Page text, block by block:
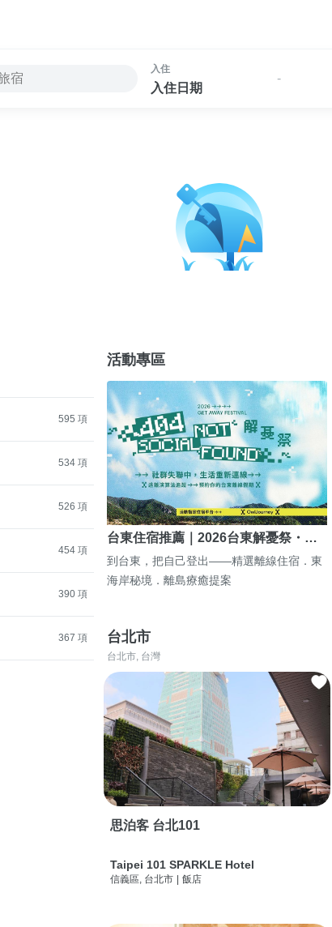
入住
入住日期
-
595 項
534 項
526 項
454 項
390 項
367 項
活動專區
台東住宿推薦｜2026台東解憂祭・…
到台東，把自己登出——精選離線住宿．東
海岸秘境．離島療癒提案
台北市
台北市, 台灣
思泊客 台北101
Taipei 101 SPARKLE Hotel
信義區, 台北市 飯店